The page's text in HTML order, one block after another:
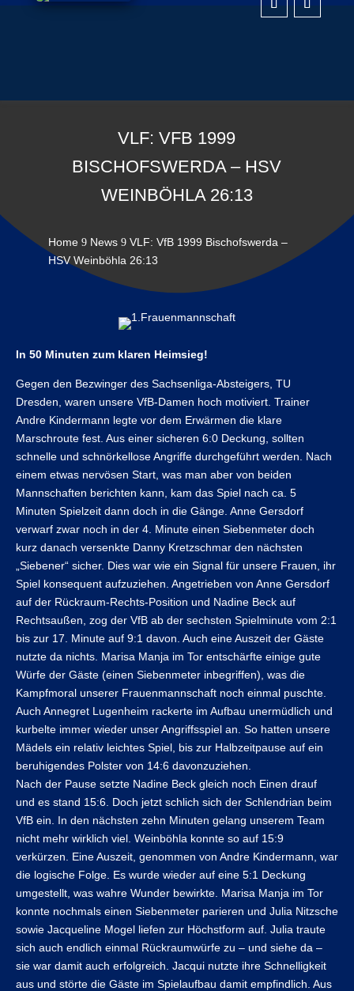
VLF: VFB 1999
BISCHOFSWERDA – HSV
WEINBÖHLA 26:13
Home 9 News 9 VLF: VfB 1999 Bischofswerda –
HSV Weinböhla 26:13
In 50 Minuten zum klaren Heimsieg!
Gegen den Bezwinger des Sachsenliga-Absteigers, TU
Dresden, waren unsere VfB-Damen hoch motiviert. Trainer
Andre Kindermann legte vor dem Erwärmen die klare
Marschroute fest. Aus einer sicheren 6:0 Deckung, sollten
schnelle und schnörkellose Angriffe durchgeführt werden. Nach
einem etwas nervösen Start, was man aber von beiden
Mannschaften berichten kann, kam das Spiel nach ca. 5
Minuten Spielzeit dann doch in die Gänge. Anne Gersdorf
verwarf zwar noch in der 4. Minute einen Siebenmeter doch
kurz danach versenkte Danny Kretzschmar den nächsten
„Siebener“ sicher. Dies war wie ein Signal für unsere Frauen, ihr
Spiel konsequent aufzuziehen. Angetrieben von Anne Gersdorf
auf der Rückraum-Rechts-Position und Nadine Beck auf
Rechtsaußen, zog der VfB ab der sechsten Spielminute vom 2:1
bis zur 17. Minute auf 9:1 davon. Auch eine Auszeit der Gäste
nutzte da nichts. Marisa Manja im Tor entschärfte einige gute
Würfe der Gäste (einen Siebenmeter inbegriffen), was die
Kampfmoral unserer Frauenmannschaft noch einmal puschte.
Auch Annegret Lugenheim rackerte im Aufbau unermüdlich und
kurbelte immer wieder unser Angriffsspiel an. So hatten unsere
Mädels ein relativ leichtes Spiel, bis zur Halbzeitpause auf ein
beruhigendes Polster von 14:6 davonzuziehen.
Nach der Pause setzte Nadine Beck gleich noch Einen drauf
und es stand 15:6. Doch jetzt schlich sich der Schlendrian beim
VfB ein. In den nächsten zehn Minuten gelang unserem Team
nicht mehr wirklich viel. Weinböhla konnte so auf 15:9
verkürzen. Eine Auszeit, genommen von Andre Kindermann, war
die logische Folge. Es wurde wieder auf eine 5:1 Deckung
umgestellt, was wahre Wunder bewirkte. Marisa Manja im Tor
konnte nochmals einen Siebenmeter parieren und Julia Nitzsche
sowie Jacqueline Mogel liefen zur Höchstform auf. Julia traute
sich auch endlich einmal Rückraumwürfe zu – und siehe da –
sie war damit auch erfolgreich. Jacqui nutzte ihre Schnelligkeit
aus und störte die Gäste im Spielaufbau damit empfindlich. Aus